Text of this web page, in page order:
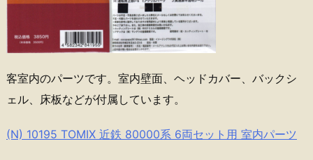
客室内のパーツです。室内壁面、ヘッドカバー、バックシ
ェル、床板などが付属しています。
(N) 10195 TOMIX 近鉄 80000系 6両セット用 室内パーツ